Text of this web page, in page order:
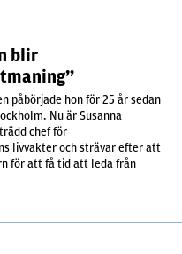
blir
påbörjade hon för 25 år sedan
Nu är Susanna
chef för
livvakter och strävar efter att
för att få tid att leda från